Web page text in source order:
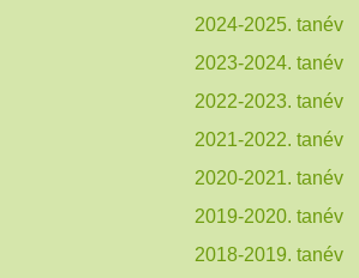
2024-2025. tanév
2023-2024. tanév
2022-2023. tanév
2021-2022. tanév
2020-2021. tanév
2019-2020. tanév
2018-2019. tanév